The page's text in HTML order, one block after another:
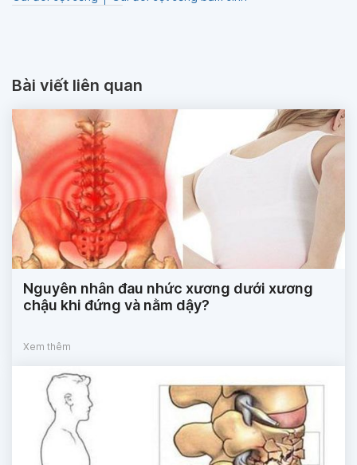
Bài viết liên quan
Nguyên nhân đau nhức xương dưới xương
chậu khi đứng và nằm dậy?
Xem thêm